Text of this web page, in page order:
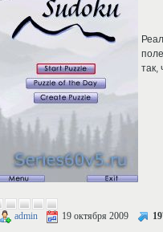
так,
admin 19 октября 2009